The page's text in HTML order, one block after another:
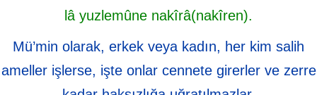
lâ yuzlemûne nakîrâ(nakîren).
Mü’min olarak, erkek veya kadın, her kim salih
ameller işlerse, işte onlar cennete girerler ve zerre